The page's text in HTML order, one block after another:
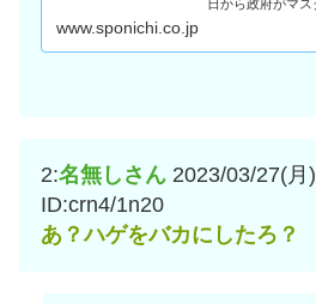
日から政府がマス
www.sponichi.co.jp
2:名無しさん 2023/03/27(
ID:crn4/1n20
あ？ハゲをバカにしたろ？